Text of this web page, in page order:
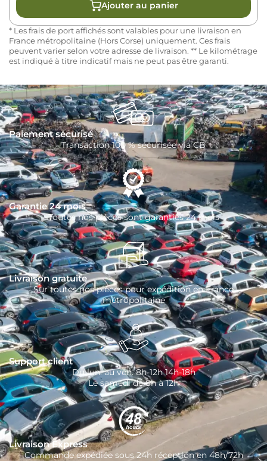
Ajouter au panier
* Les frais de port affichés sont valables pour une livraison en
France métropolitaine (Hors Corse) uniquement. Ces frais
peuvent varier selon votre adresse de livraison. ** Le kilométrage
est indiqué à titre indicatif mais ne peut pas être garanti.
Paiement sécurisé
Transaction 100 % sécurisée via CB
Garantie 24 mois
Toutes nos pièces sont garanties 24 mois
Livraison gratuite
Sur toutes nos pièces pour expédition en France
métropolitaine
Support client
Du lun. au ven. 8h-12h 14h-18h
Le samedi de 8h à 12h
Livraison Express
Commande expédiée sous 24h réception en 48h/72h